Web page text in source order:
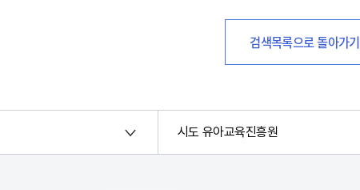
검색목록으로 돌아가기
시도 유아교육진흥원